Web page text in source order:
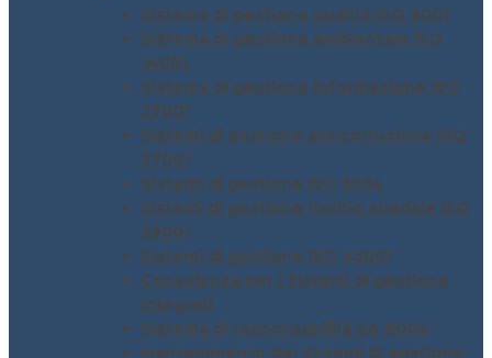
Sistema di gestione qualità ISO 9001
Sistema di gestione ambientale ISO
14001
Sistema di gestione informazione ISO
27001
Sistemi di gestione anticorruzione ISO
37001
Sistemi di gestione ISO 3834
Sistemi di gestione rischio stradale ISO
39001
Sistemi di gestione ISO 45001
Consulenza per i Sistemi di gestione
integrati
Sistema di responsabilità SA 8000
Mantenimento dei Sistemi di gestione